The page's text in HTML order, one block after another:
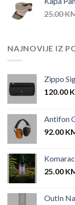
25.00
NAJNOVIJE IZ
Zippo
120.00
Antifon
92.00
25.00
OutIn